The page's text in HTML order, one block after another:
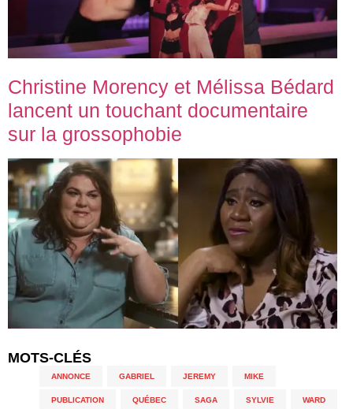
Christine Morency et Mélissa Bédard
lancent un touchant documentaire
sur la grossophobie
MOTS-CLÉS
ANNONCE GABRIEL JEREMY MIKE
PUBLICATION QUÉBEC SAGA SYLVIE WARD